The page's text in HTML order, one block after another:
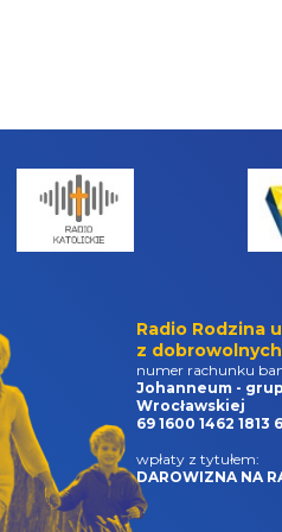
Radio Rodzina
z dobrowolnych
numer rachunku
Johanneum -
Wrocławskiej
69 1600 1462 1813
wpłaty z tytułem:
DAROWIZNA NA